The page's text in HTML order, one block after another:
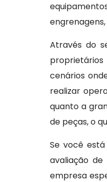
Através do
proprietários
cenários
realizar
quanto a
de peças, o
Se você
avaliação
empresa